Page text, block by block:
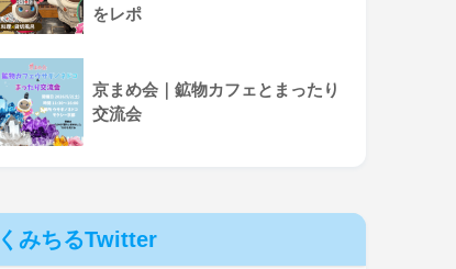
をレポ
京まめ会｜鉱物カフェとまったり
交流会
くみちるTwitter